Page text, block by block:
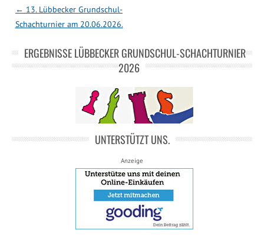
Post navigation
← 13. Lübbecker Grundschul-
Schachturnier am 20.06.2026.
ERGEBNISSE LÜBBECKER GRUNDSCHUL-SCHACHTURNIER
2026
UNTERSTÜTZT UNS.
Anzeige